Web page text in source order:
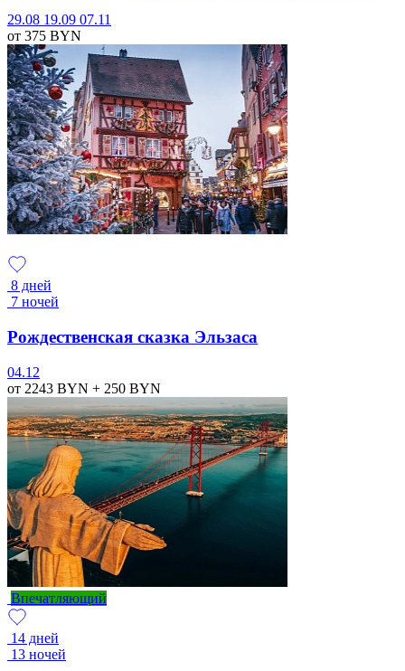
29.08 19.09 07.11
от 375 BYN
8 дней
7 ночей
Рождественская сказка Эльзаса
04.12
от 2243 BYN + 250 BYN
Впечатляющий
14 дней
13 ночей